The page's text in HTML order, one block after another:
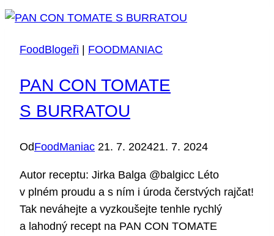
👊🏻
FoodBlogeři FOODMANIAC
PAN CON TOMATE
S BURRATOU
OdFoodManiac 21. 7. 202421. 7. 2024
Autor receptu: Jirka Balga @balgicc Léto
v plném proudu a s ním i úroda čerstvých rajčat!
Tak neváhejte a vyzkoušejte tenhle rychlý
a lahodný recept na PAN CON TOMATE